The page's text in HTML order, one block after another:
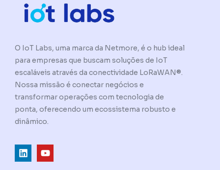
O IoT Labs, uma marca da Netmore, é o hub ideal
para empresas que buscam soluções de IoT
escaláveis através da conectividade LoRaWAN®.
Nossa missão é conectar negócios e
transformar operações com tecnologia de
ponta, oferecendo um ecossistema robusto e
dinâmico.
L
i
Y
o